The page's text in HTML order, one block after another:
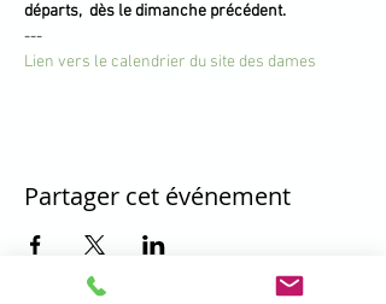
départs,  dès le dimanche précédent.
---
Lien vers le calendrier du site des dames
Partager cet événement